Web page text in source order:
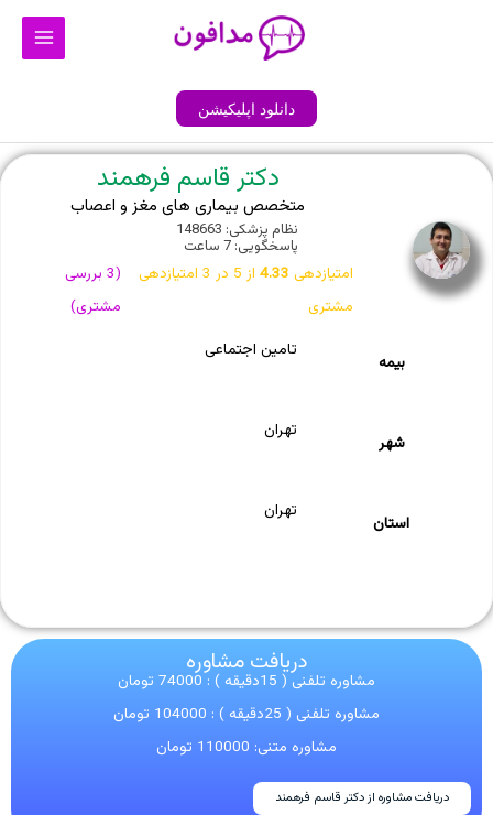
Main
دانلود اپلیکیشن
دکتر قاسم فرهمند
متخصص بیماری های مغز و اعصاب
نظام پزشکی: 148663
پاسخگویی: 7 ساعت
امتیازدهی 4.33 از 5 در 3 امتیازدهی
مشتری
(
3 بررسی
مشتری)
بیمه
تامین اجتماعی
شهر
تهران
استان
تهران
دریافت مشاوره
مشاوره تلفنی ( 15دقیقه ) : 74000 تومان
مشاوره تلفنی ( 25دقیقه ) : 104000 تومان
مشاوره متنی: 110000 تومان
دریافت مشاوره از دکتر قاسم فرهمند